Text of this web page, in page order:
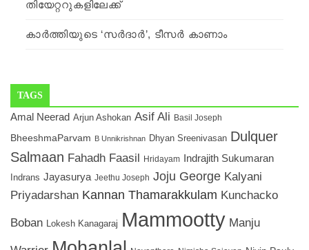
തിയേറ്ററുകളിലേക്ക്
കാര്‍ത്തിയുടെ ‘സര്‍ദാര്‍’, ടീസര്‍ കാണാം
TAGS
Amal Neerad Arjun Ashokan Asif Ali Basil Joseph
BheeshmaParvam B Unnikrishnan Dhyan Sreenivasan Dulquer
Salmaan Fahadh Faasil Hridayam Indrajith Sukumaran
Indrans Jayasurya Jeethu Joseph Joju George Kalyani
Priyadarshan Kannan Thamarakkulam Kunchacko
Boban Lokesh Kanagaraj Mammootty Manju